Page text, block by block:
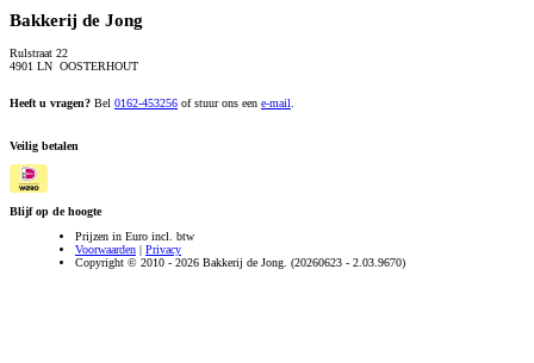
Bakkerij de Jong
Rulstraat 22
4901 LN OOSTERHOUT
Heeft u vragen? Bel 0162-453256 of stuur ons een e-mail
Veilig betalen
Blijf op de hoogte
Prijzen in Euro incl. btw
Voorwaarden | Privacy
Copyright © 2010 - 2026 Bakkerij de Jong. (20260623 - 2.03.9670)